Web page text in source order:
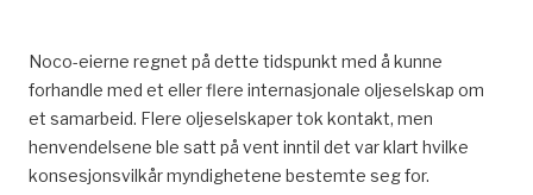
Noco-eierne regnet på dette tidspunkt med å kunne
forhandle med et eller flere internasjonale oljeselskap om
et samarbeid. Flere oljeselskaper tok kontakt, men
henvendelsene ble satt på vent inntil det var klart hvilke
konsesjonsvilkår myndighetene bestemte seg for.